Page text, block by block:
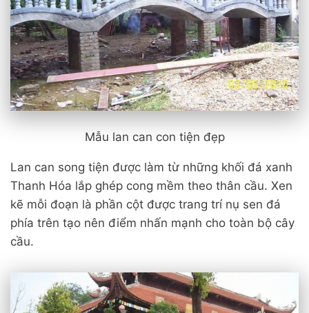
Mẫu lan can con tiện đẹp
Lan can song tiện được làm từ những khối đá xanh
Thanh Hóa lắp ghép cong mềm theo thân cầu. Xen
kẽ mỗi đoạn là phần cột được trang trí nụ sen đá
phía trên tạo nên điểm nhấn mạnh cho toàn bộ cây
cầu.